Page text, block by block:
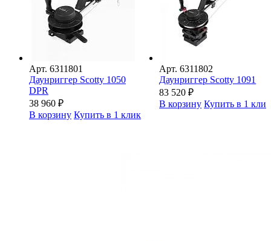
Арт. 6311801
Даунриггер Scotty 1050
DPR
38 960 ₽
В корзину Купить в 1 клик
Арт.6311802
Даунриггер Scotty 1091
83 520₽
В корзину Купить в 1 клик